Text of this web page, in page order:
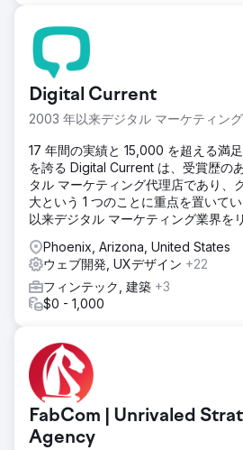
Digital Current
2003 年以来デジタル マーケティン
17 年間の実績と 15,000 を超える満
を誇る Digital Current は、受賞歴の
タル マーケティング代理店であり、
大という 1 つのことに重点を置いて
以来デジタル マーケティング業界を
Phoenix, Arizona, United States
ウェブ開発, UXデザイン +22
フィンテック, 建築 +3
$0 - 1,000
FabCom | Unrivaled
Agency